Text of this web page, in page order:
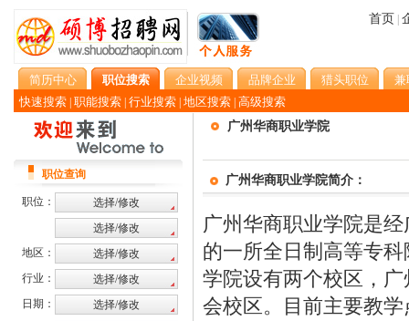
首页
简历中心 职位搜索 企业视频 品牌企业 猎头职位
兼
快速搜索 职能搜索 行业搜索 地区搜索 高级搜索
职位查询
职位：
地区：
行业：
日期：
广州华商职业学院
广州华商职业学院简介：
广州华商职业学院是
的一所全日制高等专科
学院设有两个校区，
会校区。目前主要教